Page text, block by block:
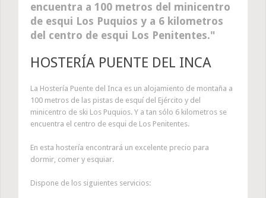
encuentra a 100 metros del minicentro
de esqui Los Puquios y a 6 kilometros
del centro de esqui Los Penitentes.
HOSTERÍA PUENTE DEL INCA
La Hostería Puente del Inca es un alojamiento de montaña a
100 metros de las pistas de esquí del Ejército y del
minicentro de ski Los Puquios. Y a tan sólo 6 kilometros se
encuentra el centro de esqui de Los Penitentes.
En esta hostería encontrará un excelente precio para
dormir, comer y esquiar.
Dispone de los siguientes servicios: